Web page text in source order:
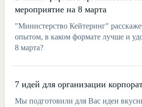
мероприятие на 8 марта
"Министерство Кейтеринг"
опытом, в каком формате лучше и
8 марта?
7 идей для организации
Мы подготовили для Вас идеи